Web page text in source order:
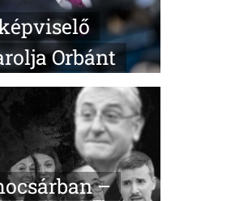
Orbánt
–